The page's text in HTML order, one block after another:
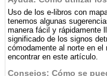
Uso de los e-libros con
tenemos algunas
manera fácil y rápidamente
significado de los signos
cómodamente al norte en
encontrar en este artículo.
Consejos: Cómo se